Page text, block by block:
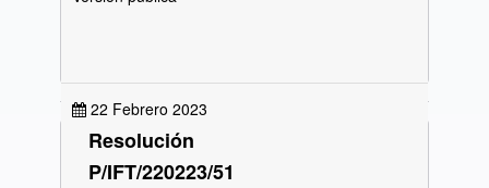
22 Febrero 2023
Resolución
P/IFT/220223/51